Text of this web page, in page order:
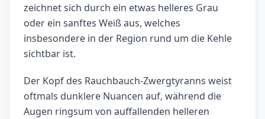
zeichnet sich durch ein etwas helleres Grau
oder ein sanftes Weiß aus, welches
insbesondere in der Region rund um die Kehle
sichtbar ist.
Der Kopf des Rauchbauch-Zwergtyranns weist
oftmals dunklere Nuancen auf, während die
Augen ringsum von auffallenden helleren